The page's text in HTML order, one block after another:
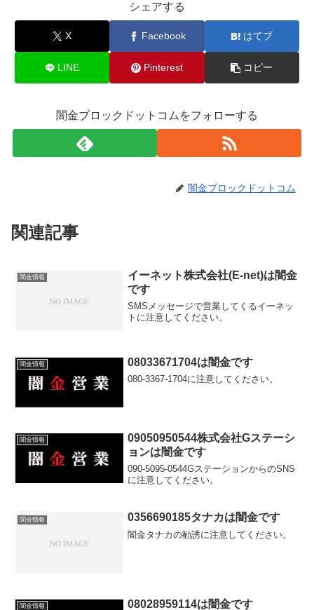
シェアする
X Facebook はてブ
LINE Pinterest コピー
闇金ブロックドットコムをフォローする
闇金ブロックドットコム
関連記事
闇金情報
イーネット株式会社(E-net)は闇金
です
SMSメッセージで営業してくるイーネッ
トに注意してください。
闇金情報 08033671704は闇金です
080-3367-1704に注意してください。
闇金情報
09050950544株式会社Gステーシ
ョンは闇金です
090-5095-0544GステーションからのSNS
に注意してください。
闇金情報 0356690185タナカは闇金です
闇金タナカの勧誘に注意してください。
闇金情報 08028959114は闇金です